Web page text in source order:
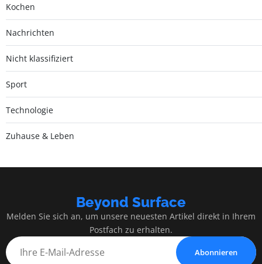
Kochen
Nachrichten
Nicht klassifiziert
Sport
Technologie
Zuhause & Leben
Beyond Surface
Melden Sie sich an, um unsere neuesten Artikel direkt in Ihrem
Postfach zu erhalten.
Abonnieren